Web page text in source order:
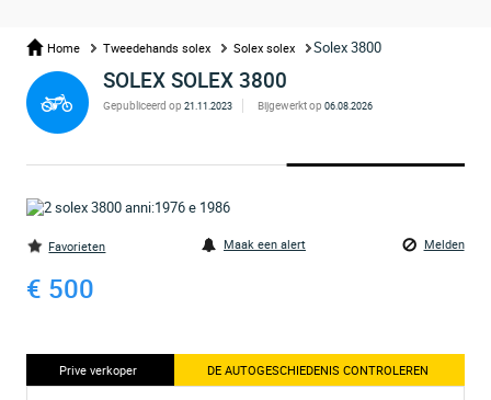
Home Tweedehands solex Solex solex Solex 3800
SOLEX SOLEX 3800
Gepubliceerd op 21.11.2023 Bijgewerkt op 06.08.2026
Favorieten Maak een alert Melden
€ 500
Prive verkoper DE AUTOGESCHIEDENIS CONTROLEREN